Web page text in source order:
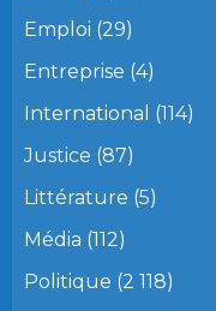
Emploi (29)
Entreprise (4)
International (114)
Justice (87)
Littérature (5)
Média (112)
Politique (2 118)